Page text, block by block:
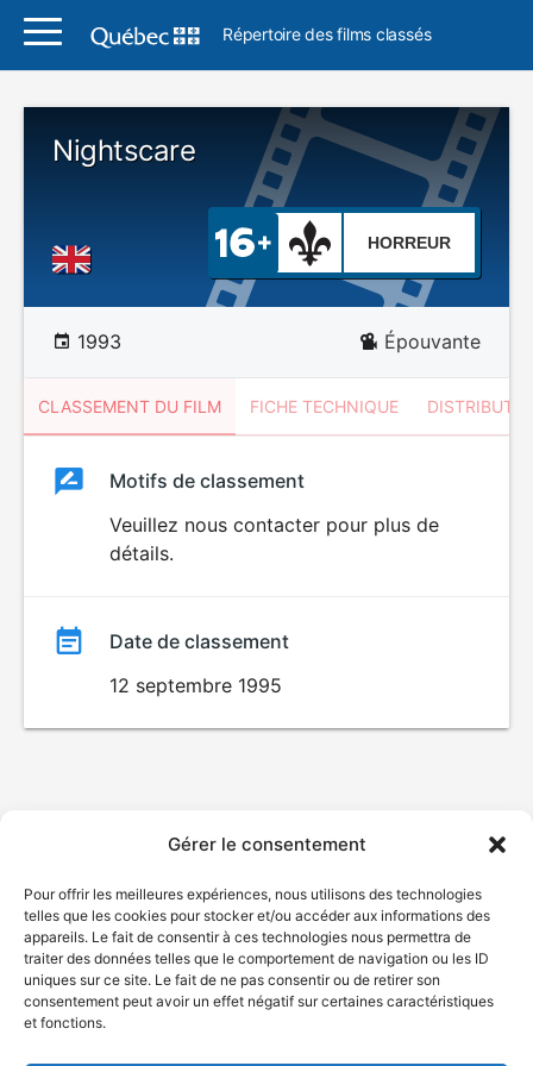
Gérer le consentement
Pour offrir les meilleures expériences, nous utilisons des technologies
telles que les cookies pour stocker et/ou accéder aux informations des
appareils. Le fait de consentir à ces technologies nous permettra de
traiter des données telles que le comportement de navigation ou les ID
uniques sur ce site. Le fait de ne pas consentir ou de retirer son
consentement peut avoir un effet négatif sur certaines caractéristiques
et fonctions.
Répertoire des films classés
Nightscare
HORREUR
1993 Épouvante
CLASSEMENT DU FILM FICHE TECHNIQUE
ClassementClassement
Motifs de classement
Veuillez nous contacter pour plus de
détails.
Date de classement
12 septembre 1995